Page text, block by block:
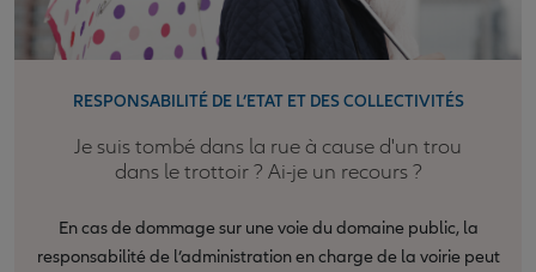
RESPONSABILITÉ DE L’ETAT ET DES COLLECTIVITÉS
Je suis tombé dans la rue à cause d'un trou
dans le trottoir ? Ai-je un recours ?
En cas de dommage sur une voie du domaine public, la
responsabilité de l’administration en charge de la voirie peut